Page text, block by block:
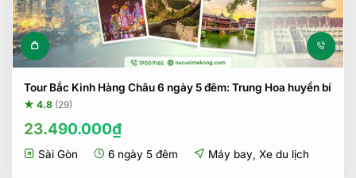
Tour Bắc Kinh Hàng Châu 6 ngày 5 đêm: Trung Hoa huyền bí
★ 4.8 (29)
23.490.000₫
Sài Gòn 6 ngày 5 đêm Máy bay, Xe du lịch